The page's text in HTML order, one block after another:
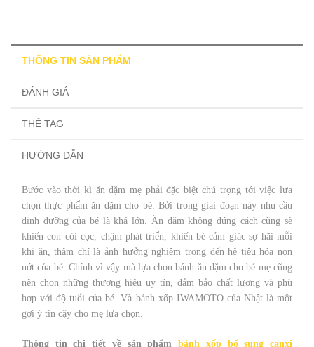
THÔNG TIN SẢN PHẨM
ĐÁNH GIÁ
THẺ TAG
HƯỚNG DẪN
Bước vào thời kì ăn dặm mẹ phải đặc biệt chú trọng tới việc lựa
chọn thực phẩm ăn dặm cho bé. Bởi trong giai đoạn này nhu cầu
dinh dưỡng của bé là khá lớn. Ăn dặm không đúng cách cũng sẽ
khiến con còi cọc, chậm phát triển, khiến bé cảm giác sợ hãi mỗi
khi ăn, thậm chí là ảnh hưởng nghiêm trọng đến hệ tiêu hóa non
nớt của bé. Chính vì vậy mà lựa chọn bánh ăn dặm cho bé mẹ cũng
nên chọn những thương hiệu uy tín, đảm bảo chất lượng và phù
hợp với độ tuổi của bé. Và bánh xốp IWAMOTO của Nhật là một
gợi ý tin cậy cho mẹ lựa chọn.
Thông tin chi tiết về sản phẩmbánh xốp bổ sung canxi